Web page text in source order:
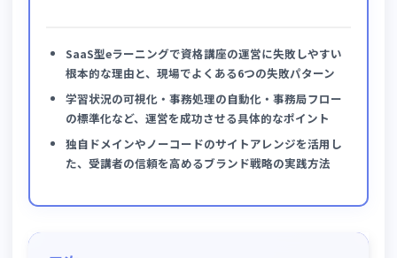
💡 この記事でわかること
SaaS型eラーニングで資格講座の運営に失敗しやすい
の標準化など、運営を成功させる具体的なポイント